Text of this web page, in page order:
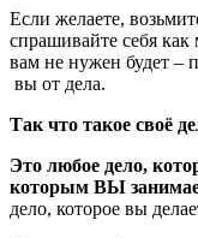
Если желаете,
спрашивайте себя
вам не нужен будет –
вы от дела.
Так что такое своё
Это любое дело,
которым ВЫ
дело, которое вы